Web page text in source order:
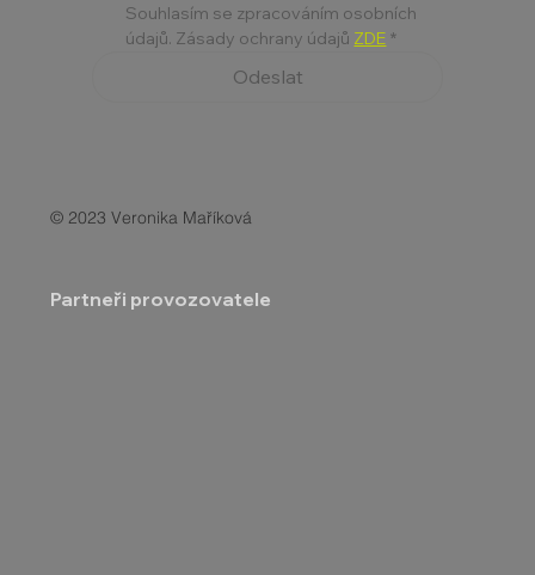
Souhlasím se zpracováním osobních
údajů. Zásady ochrany údajů ZDE *
Odeslat
© 2023 Veronika Maříková
Partneři provozovatele